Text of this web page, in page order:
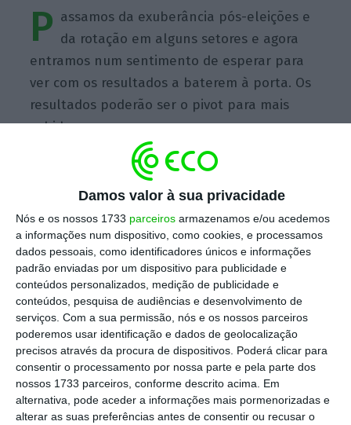
Damos valor à sua privacidade
Nós e os nossos 1733 parceiros armazenamos e/ou acedemos
a informações num dispositivo, como cookies, e processamos
dados pessoais, como identificadores únicos e informações
padrão enviadas por um dispositivo para publicidade e
conteúdos personalizados, medição de publicidade e
conteúdos, pesquisa de audiências e desenvolvimento de
serviços. Com a sua permissão, nós e os nossos parceiros
poderemos usar identificação e dados de geolocalização
precisos através da procura de dispositivos. Poderá clicar para
consentir o processamento por nossa parte e pela parte dos
nossos 1733 parceiros, conforme descrito acima. Em
alternativa, pode aceder a informações mais pormenorizadas e
alterar as suas preferências antes de consentir ou recusar o
P assamos da exuberância pós-eleições e
da rotação em alguns setores e agora
entramos num sentimento de esperar para
ver com os resultados a baterem à porta. Os
resultados poderão ser o pivot para mais
subidas.
https://eco.sapo.pt/quote/art-hogan-passamos-da-exuberancia-pos-eleicoes-e-da-rotacao-em-alguns-setores-3/ Copiar
Assine o ECO Premium
No momento em que a informação é
mais importante do que nunca, apoie
o jornalismo independente e rigoroso.